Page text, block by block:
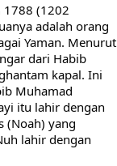
1788 (1202
adalah orang
Yaman. Menurut
dari Habib
kapal. Ini
Muhamad
itu lahir dengan
(Noah) yang
lahir dengan